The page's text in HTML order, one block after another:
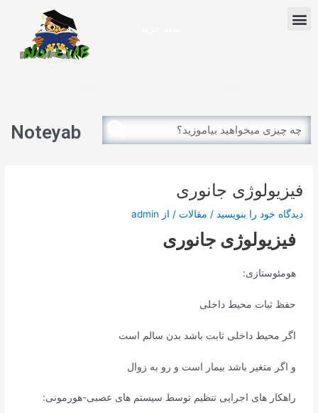
Menu
Search
Search
Noteyab
فیزیولوژی جانوری
دیدگاه‌ خود را بنویسید / مقالات / از admin
فیزیولوژی جانوری
هومئوستازی:
حفظ ثبات محیط داخلی
اگر محیط داخلی ثابت باشد بدن سالم است
و اگر متغیر باشد بیمار است و رو به زوال
راهکار های اجرایی تنظیم توسط سیستم های عصبی-هورمونی:
نوشته